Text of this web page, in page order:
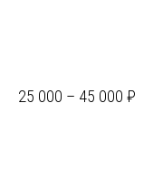
25 000 – 45 000 ₽